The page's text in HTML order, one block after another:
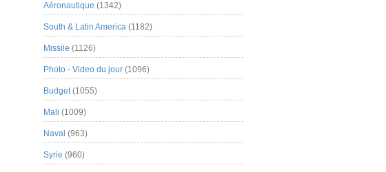
Aéronautique (1342)
South & Latin America (1182)
Missile (1126)
Photo - Video du jour (1096)
Budget(1055)
Mali (1009)
Naval (963)
Syrie (960)